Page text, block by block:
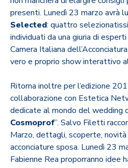
presenti. Lunedì 23 marzo avrà
Selected: quattro
individuati da una giuria di
Camera Italiana
vero e proprio show interattivo
Ritorna inoltre per l’edizione
collaborazione con Estetica
dedicate al mondo del wedding
Cosmoprof”. Salvo Filetti
Marzo, dettagli, scoperte,
acconciature sposa. Lunedì 23
Fabienne Rea proporranno idee